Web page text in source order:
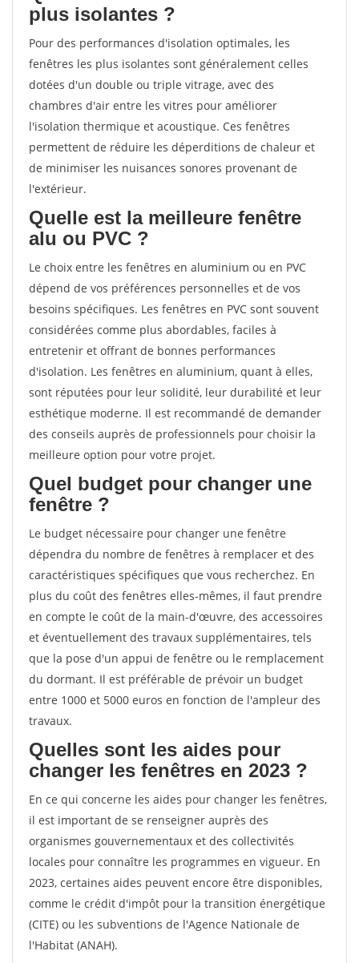
plus isolantes ?
Pour des performances d'isolation optimales, les
fenêtres les plus isolantes sont généralement celles
dotées d'un double ou triple vitrage, avec des
chambres d'air entre les vitres pour améliorer
l'isolation thermique et acoustique. Ces fenêtres
permettent de réduire les déperditions de chaleur et
de minimiser les nuisances sonores provenant de
l'extérieur.
Quelle est la meilleure fenêtre
alu ou PVC ?
Le choix entre les fenêtres en aluminium ou en PVC
dépend de vos préférences personnelles et de vos
besoins spécifiques. Les fenêtres en PVC sont souvent
considérées comme plus abordables, faciles à
entretenir et offrant de bonnes performances
d'isolation. Les fenêtres en aluminium, quant à elles,
sont réputées pour leur solidité, leur durabilité et leur
esthétique moderne. Il est recommandé de demander
des conseils auprès de professionnels pour choisir la
meilleure option pour votre projet.
Quel budget pour changer une
fenêtre ?
Le budget nécessaire pour changer une fenêtre
dépendra du nombre de fenêtres à remplacer et des
caractéristiques spécifiques que vous recherchez. En
plus du coût des fenêtres elles-mêmes, il faut prendre
en compte le coût de la main-d'œuvre, des accessoires
et éventuellement des travaux supplémentaires, tels
que la pose d'un appui de fenêtre ou le remplacement
du dormant. Il est préférable de prévoir un budget
entre 1000 et 5000 euros en fonction de l'ampleur des
travaux.
Quelles sont les aides pour
changer les fenêtres en 2023 ?
En ce qui concerne les aides pour changer les fenêtres,
il est important de se renseigner auprès des
organismes gouvernementaux et des collectivités
locales pour connaître les programmes en vigueur. En
2023, certaines aides peuvent encore être disponibles,
comme le crédit d'impôt pour la transition énergétique
(CITE) ou les subventions de l'Agence Nationale de
l'Habitat (ANAH).